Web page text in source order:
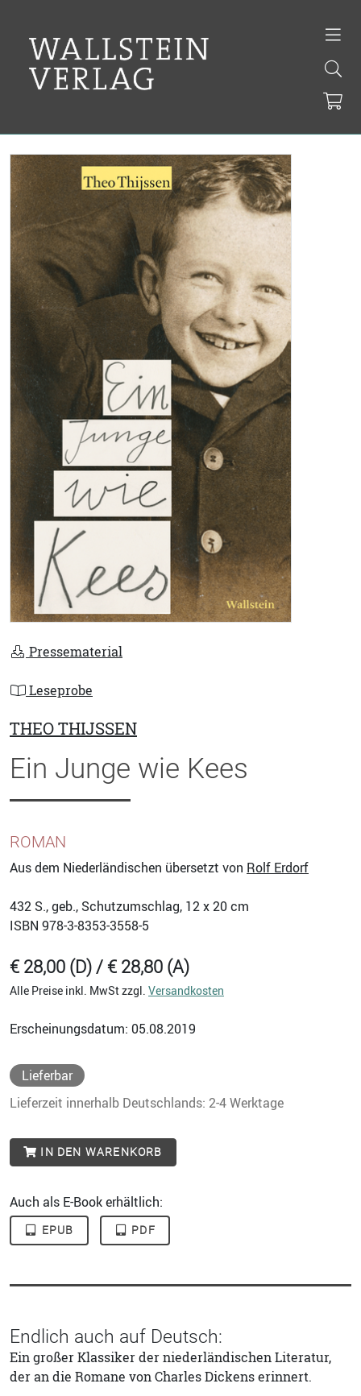
Pressematerial
Leseprobe
THEO THIJSSEN
Ein Junge wie Kees
ROMAN
Aus dem Niederländischen übersetzt von Rolf Erdorf
432 S., geb., Schutzumschlag, 12 x 20 cm
ISBN 978-3-8353-3558-5
€ 28,00 (D) / € 28,80 (A)
Alle Preise inkl. MwSt zzgl. Versandkosten
Erscheinungsdatum: 05.08.2019
Lieferbar
Lieferzeit innerhalb Deutschlands: 2-4 Werktage
IN DEN WARENKORB
Auch als E-Book erhältlich:
EPUB PDF
Endlich auch auf Deutsch:
Ein großer Klassiker der niederländischen Literatur,
der an die Romane von Charles Dickens erinnert.